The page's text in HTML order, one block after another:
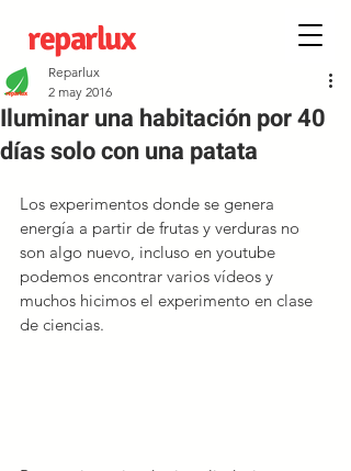
reparlux
Iluminar una habitación por 40
días solo con una patata
Reparlux
2 may 2016
Los experimentos donde se genera
energía a partir de frutas y verduras no
son algo nuevo, incluso en youtube
podemos encontrar varios vídeos y
muchos hicimos el experimento en clase
de ciencias.